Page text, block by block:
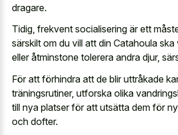
dragare.
Tidig, frekvent socialisering är ett
särskilt om du vill att din Catahoula
eller åtminstone tolerera andra djur,
För att förhindra att de blir uttråkade
träningsrutiner, utforska olika
till nya platser för att utsätta dem för
och dofter.